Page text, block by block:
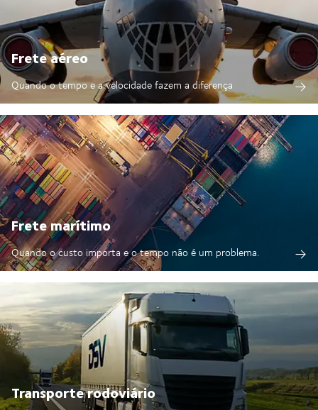
Frete aéreo
Quando o tempo e a velocidade fazem a diferença
Frete marítimo
Quando o custo importa e o tempo não é um problema.
Transporte rodoviário